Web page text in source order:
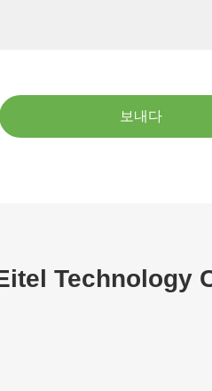
보내다
Technology